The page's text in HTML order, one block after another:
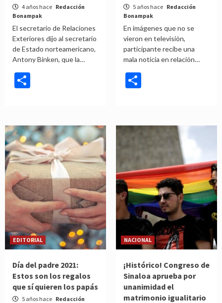
4 años hace Redacción
Bonampak
El secretario de Relaciones
Exteriores dijo al secretario
de Estado norteamericano,
Antony Binken, que la…
5 años hace Redacción
Bonampak
En imágenes que no se
vieron en televisión,
participante recibe una
mala noticia en relación…
EDITORIAL
Día del padre 2021:
Estos son los regalos
que sí quieren los papás
5 años hace Redacción
NACIONAL
¡Histórico! Congreso de
Sinaloa aprueba por
unanimidad el
matrimonio igualitario